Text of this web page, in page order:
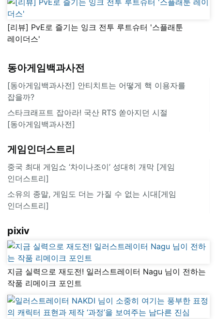
[리뷰] PvE로 즐기는 잉크 전투 루트슈터 '스플래툰
레이더스'
동아게임백과사전
[동아게임백과사전] 안티치트는 어떻게 핵 이용자를
잡을까?
스타크래프트 잡아라! 국산 RTS 쏟아지던 시절
[동아게임백과사전]
게임인더스트리
중국 최대 게임쇼 ‘차이나조이’ 성대히 개막 [게임
인더스트리]
소유의 종말, 게임도 더는 가질 수 없는 시대[게임
인더스트리]
pixiv
지금 실력으로 재도전! 일러스트레이터 Nagu 님이 전하는
작품 리메이크 포인트